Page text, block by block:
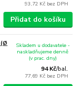
93,72 Kč bez DPH
Přidat do košíku
94 Kč/bal.
77,69 Kč bez DPH
Skladem u dodavatele -
naskladňujeme denně
(v prac. dny)